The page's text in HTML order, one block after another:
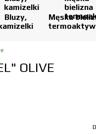
Bluzy,
Męska
OLIVE